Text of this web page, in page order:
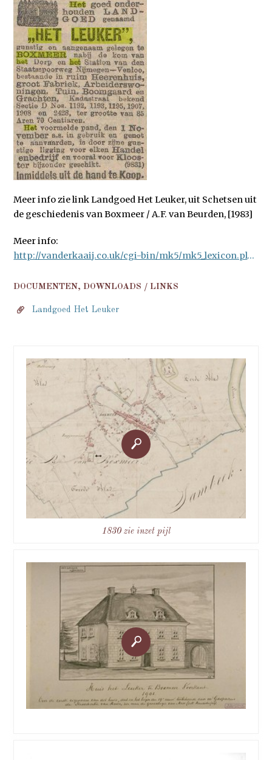
Meer info zie link Landgoed Het Leuker, uit Schetsen uit
de geschiedenis van Boxmeer / A.F. van Beurden, [1983]
Meer info:
http://vanderkaaij.co.uk/cgi-bin/mk5/mk5_lexicon.pl?xpath=document('objecten/lx0414.xml')//lexobject&xslsheet=openstelling_gg.xsl&mkp_sort=1#mn
DOCUMENTEN, DOWNLOADS / LINKS
Landgoed Het Leuker
1830 zie inzet pijl